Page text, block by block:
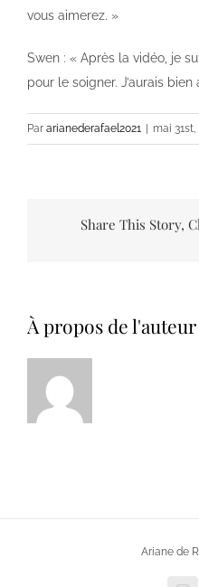
vous aimerez. »
Swen : « Après la vidéo, je
pour le soigner. J’aurais
Par arianederafael2021 mai 31st,
Share This Story,
À propos de l'auteur
Ariane de